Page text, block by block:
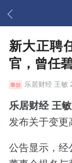
新大正聘
官，曾任
乐居财经王敏
乐居财经 王敏
发布关于变更
公告显示，经